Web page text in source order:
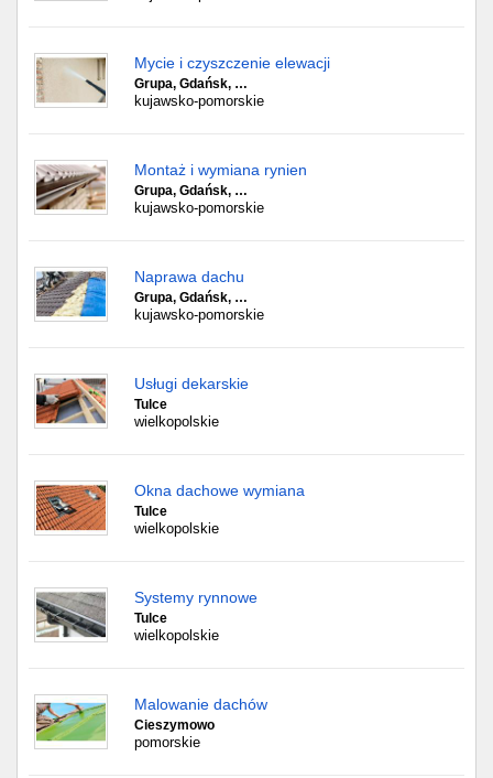
Mycie i czyszczenie elewacji
Grupa, Gdańsk, …
kujawsko-pomorskie
Montaż i wymiana rynien
Grupa, Gdańsk, …
kujawsko-pomorskie
Naprawa dachu
Grupa, Gdańsk, …
kujawsko-pomorskie
Usługi dekarskie
Tulce
wielkopolskie
Okna dachowe wymiana
Tulce
wielkopolskie
Systemy rynnowe
Tulce
wielkopolskie
Malowanie dachów
Cieszymowo
pomorskie